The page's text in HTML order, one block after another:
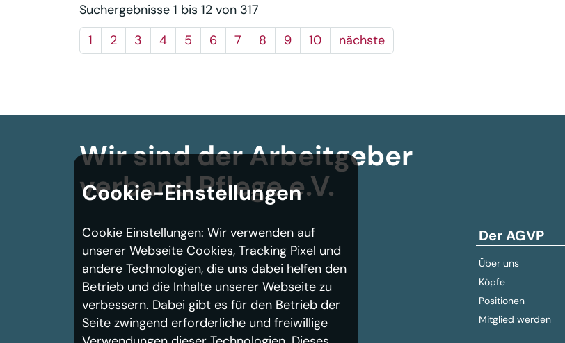
Suchergebnisse 1 bis 12 von 317
1
2 3 4 5 6 7 8 9 10 nächste
Wir sind der Arbeitgeber­
verbandPflege e.V.
Der AGVP
Über uns
Köpfe
Positionen
Mitglied werden
Cookie-Einstellungen
Cookie Einstellungen: Wir verwenden auf
unserer Webseite Cookies, Tracking Pixel und
andere Technologien, die uns dabei helfen den
Betrieb und die Inhalte unserer Webseite zu
verbessern. Dabei gibt es für den Betrieb der
Seite zwingend erforderliche und freiwillige